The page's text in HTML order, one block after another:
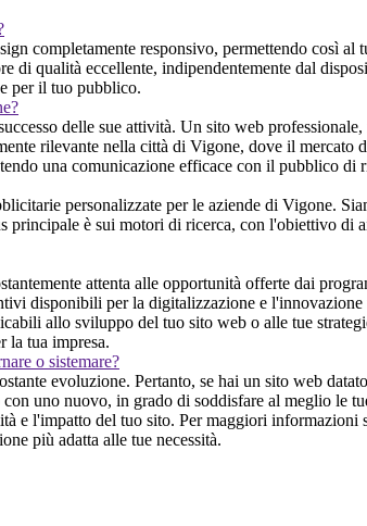
completamente responsivo, permettendo così
di qualità eccellente, indipendentemente dal
per il tuo pubblico.
delle sue attività. Un sito web
rilevante nella città di Vigone, dove il mercato
una comunicazione efficace con il pubblico di
personalizzate per le aziende di Vigone.
è sui motori di ricerca, con l'obiettivo di
attenta alle opportunità offerte dai
disponibili per la digitalizzazione e
allo sviluppo del tuo sito web o alle tue
la tua impresa.
o sistemare?
evoluzione. Pertanto, se hai un sito web
uno nuovo, in grado di soddisfare al meglio le
e l'impatto del tuo sito. Per maggiori
più adatta alle tue necessità.